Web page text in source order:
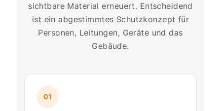
sichtbare Material erneuert. Entscheidend
ist ein abgestimmtes Schutzkonzept für
Personen, Leitungen, Geräte und das
Gebäude.
01